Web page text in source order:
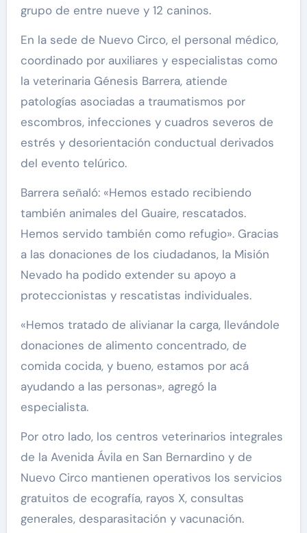
grupo de entre nueve y 12 caninos.
En la sede de Nuevo Circo, el personal médico,
coordinado por auxiliares y especialistas como
la veterinaria Génesis Barrera, atiende
patologías asociadas a traumatismos por
escombros, infecciones y cuadros severos de
estrés y desorientación conductual derivados
del evento telúrico.
Barrera señaló: «Hemos estado recibiendo
también animales del Guaire, rescatados.
Hemos servido también como refugio». Gracias
a las donaciones de los ciudadanos, la Misión
Nevado ha podido extender su apoyo a
proteccionistas y rescatistas individuales.
«Hemos tratado de alivianar la carga, llevándole
donaciones de alimento concentrado, de
comida cocida, y bueno, estamos por acá
ayudando a las personas», agregó la
especialista.
Por otro lado, los centros veterinarios integrales
de la Avenida Ávila en San Bernardino y de
Nuevo Circo mantienen operativos los servicios
gratuitos de ecografía, rayos X, consultas
generales, desparasitación y vacunación.